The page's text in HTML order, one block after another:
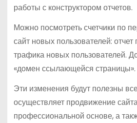
работы с конструктором отчетов.
Можно посмотреть счетчики по
сайт новых пользователей: отчет
трафика новых пользователей.
«домен ссылающейся страницы».
Эти изменения будут полезны
осуществляет продвижение
профессиональной основе, а